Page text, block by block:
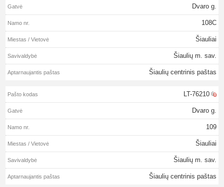
Dvaro g.
108C
Šiauliai
Šiaulių m. sav.
Šiaulių centrinis paštas
LT-76210
Dvaro g.
109
Šiauliai
Šiaulių m. sav.
Šiaulių centrinis paštas